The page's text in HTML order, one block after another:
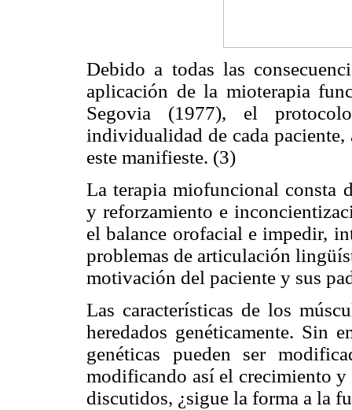
Debido a todas las
aplicación de la mioterapia
Segovia (1977), el
individualidad de cada paciente,
este manifieste. (3)
La terapia miofuncional consta
y reforzamiento e
el balance orofacial e impedir,
problemas de articulación
motivación del paciente y sus
Las características de los
heredados genéticamente. Sin
genéticas pueden ser
modificando así el crecimiento
discutidos, ¿sigue la forma a la